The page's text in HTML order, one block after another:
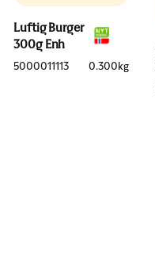
Luftig Burger
300g Enh
5000011113 0.300kg